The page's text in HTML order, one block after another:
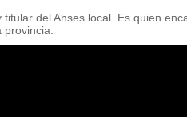
del Anses local. Es quien